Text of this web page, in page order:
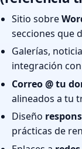
Sitio sobre
secciones que
Galerías,
integración con
Correo @ tu
alineados a tu
Diseño
prácticas de